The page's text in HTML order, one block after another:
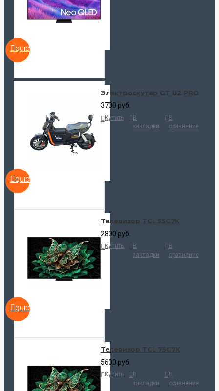
QUICKVIEW
QUICKVIEW
Электроскутер GT U2 PRO
3700 руб.
Купить
В
закладки
В
сравнение
QUICKVIEW
Телевизор TCL 55C7K
2800 руб.
Купить
В
закладки
В
сравнение
Телевизор TCL 75C7K
5600 руб.
Купить
В
закладки
В
сравнение